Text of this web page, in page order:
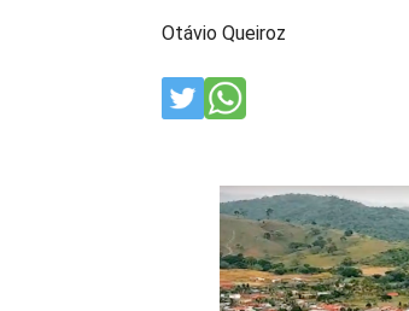
Otávio Queiroz